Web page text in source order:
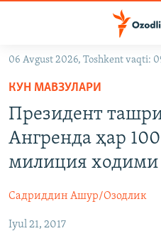
Асосий
навигацияга
ўтинг
Қидиришга
ўтинг
OZODARXIV
На русском
ИЖТИМОИЙ ТАРМОҚЛАР
06 Avgust 2026, Toshkent vaqti:
КУН МАВЗУЛАРИ
Президент
Ангренда ҳар
милиция
Садриддин Ашур/Озодлик
Iyul 21, 2017